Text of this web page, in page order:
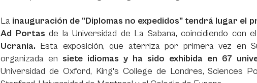
La inauguración de "Diplomas no expedidos" tendrá lugar el
Ad Portas de la Universidad de La Sabana, coincidiendo con el
Ucrania. Esta exposición, que aterriza por primera vez en
organizada en siete idiomas y ha sido exhibida en 67
Universidad de Oxford, King's College de Londres, Sciences